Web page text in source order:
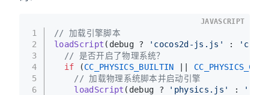
1
2
3
4
5
6
// 加载引擎脚本
loadScript (debug ? 'cocos2d-js.js' :
// 是否开启了物理系统？
if (CC_PHYSICS_BUILTIN
// 加载物理系统脚本并启动引擎
loadScript (debug ? 'physics.js' :
JAVASCRIPT